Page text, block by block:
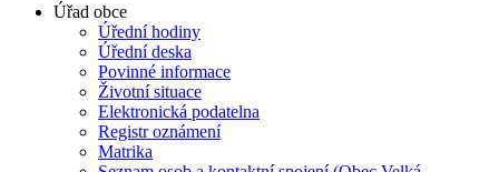
Úřad obce
Úřední hodiny
Úřední deska
Povinné informace
Životní situace
Elektronická podatelna
Registr oznámení
Matrika